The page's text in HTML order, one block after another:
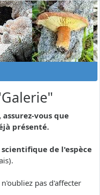
vous que
présenté.
scientifique de l'espèce
n'oubliez pas d'affecter